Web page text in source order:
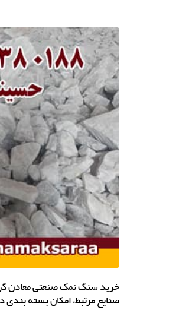
خرید سنگ نمک صنعتی معادن
صنایع مرتبط، امکان بسته